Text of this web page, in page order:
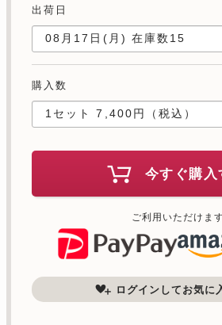
出荷日
購入数
今すぐ購入
ご利用いただけま
ログインしてお気に